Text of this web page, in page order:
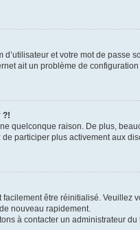
et votre mot de
ait un problème de
?!
quelconque raison. De plus,
participer plus activement aux
être réinitialisé.
nouveau rapidement.
à contacter un administrateur du